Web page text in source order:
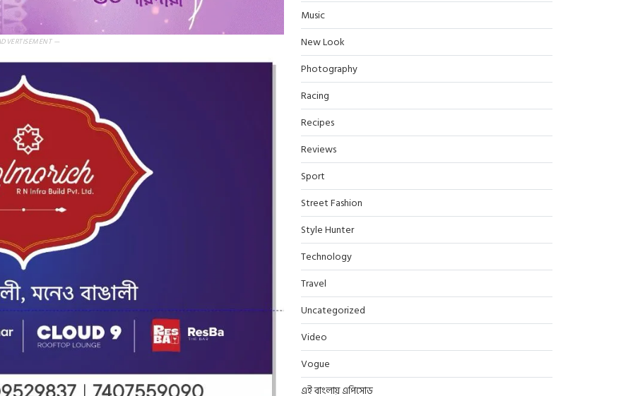
—
Music
New Look
Photography
Racing
Recipes
Reviews
Sport
Street Fashion
Style Hunter
Technology
Travel
Uncategorized
Video
Vogue
এই বাংলায় এপিসোড